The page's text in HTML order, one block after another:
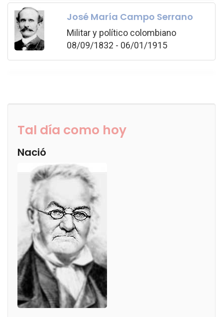
José María Campo Serrano
Militar y político colombiano
08/09/1832 - 06/01/1915
Tal día como hoy
Nació